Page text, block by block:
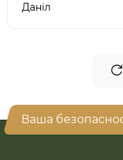
Даніл
Ваша